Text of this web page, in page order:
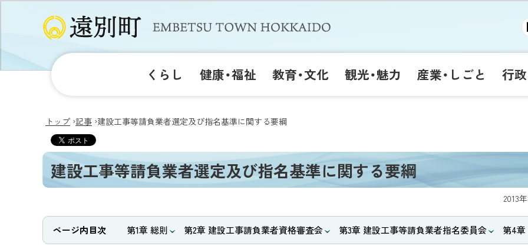
くらし 健康・福祉 教育・文化 観光・魅力 産業・しごと 行
トップ ›記事 ›建設工事等請負業者選定及び指名基準に関する要綱
建設工事等請負業者選定及び指名基準に関する要綱
2013
ページ内目次 第1章 総則 第2章 建設工事請負業者資格審査会 第3章 建設工事等請負業者指名委員会 第4章